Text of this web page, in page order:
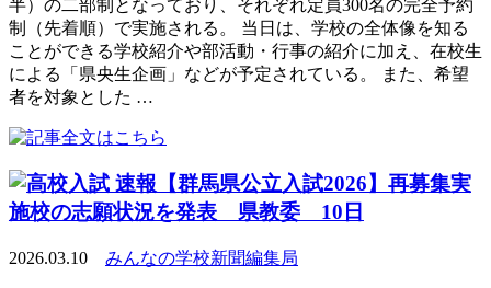
半）の二部制となっており、それぞれ定員300名の完全予約
制（先着順）で実施される。 当日は、学校の全体像を知る
ことができる学校紹介や部活動・行事の紹介に加え、在校生
による「県央生企画」などが予定されている。 また、希望
者を対象とした …
速報【群馬県公立入試2026】再募集実
施校の志願状況を発表 県教委 10日
2026.03.10 みんなの学校新聞編集局